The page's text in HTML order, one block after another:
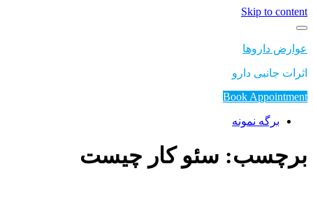
Skip to content
عوارض داروها
اثرات جانبی دارو
Book Appointment
برگه نمونه
برچسب: سئو کار چیست